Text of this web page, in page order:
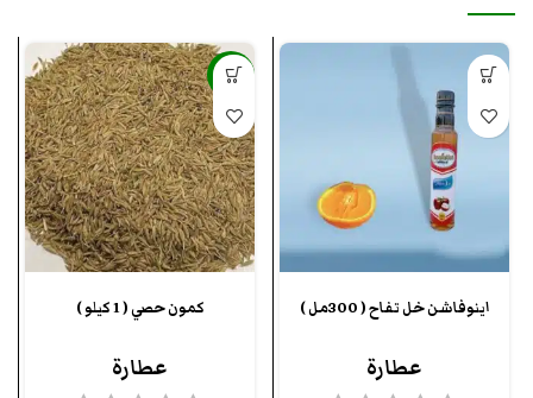
اينوفاشن خل تفاح ( 300مل )
عطارة
-23%
كمون حصي ( 1 كيلو )
عطارة